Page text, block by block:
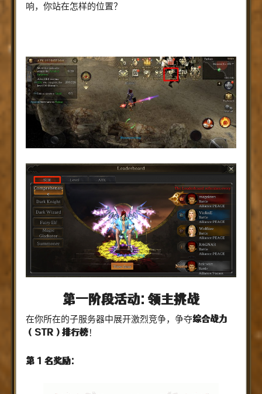
响，你站在怎样的位置？
第一阶段活动: 领主挑战
在你所在的子服务器中展开激烈竞争，争夺综合战力
（STR）排行榜！
第 1 名奖励: